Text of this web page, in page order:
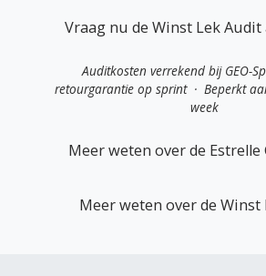
Vraag nu de Winst Lek Audit
Auditkosten verrekend bij GEO-
retourgarantie op sprint · Beperkt
week
Meer weten over de Estrelle
Meer weten over de Winst